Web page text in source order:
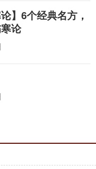
】6个经典名方，
论